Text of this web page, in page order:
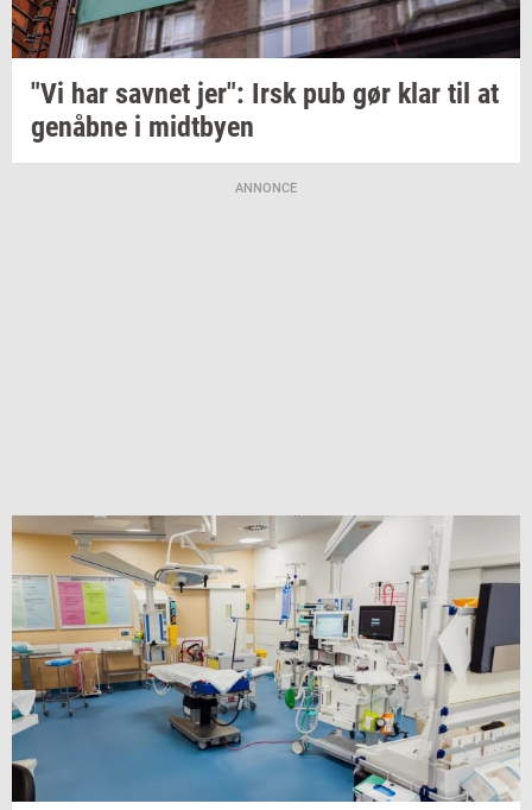
"Vi har sav­net jer": Irsk pub gør klar til at
genåb­ne i midt­by­en
ANNONCE